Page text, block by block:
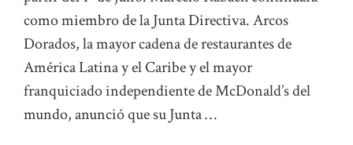
como miembro de la Junta Directiva. Arcos
Dorados, la mayor cadena de restaurantes de
América Latina y el Caribe y el mayor
franquiciado independiente de McDonald’s del
mundo, anunció que su Junta …